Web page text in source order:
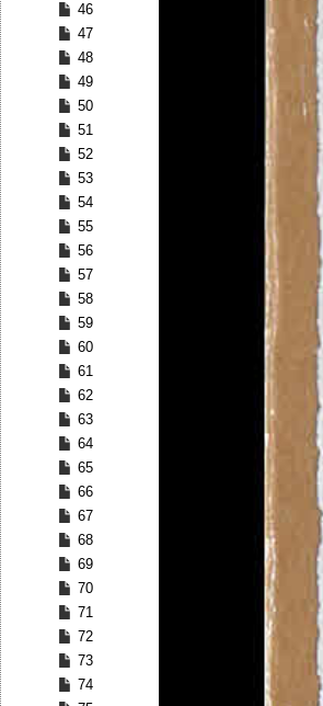
46
47
48
49
50
51
52
53
54
55
56
57
58
59
60
61
62
63
64
65
66
67
68
69
70
71
72
73
74